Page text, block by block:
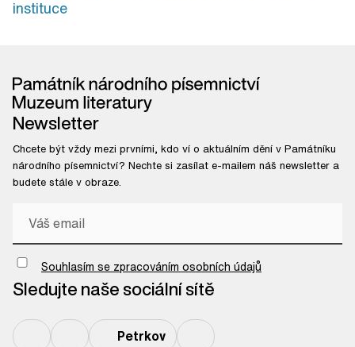
instituce
Newsletter
Chcete být vždy mezi prvními, kdo ví o aktuálním dění v Památníku
národního písemnictví? Nechte si zasílat e-mailem náš newsletter a
budete stále v obraze.
Chci odebírat newsletter
Souhlasím se zpracováním osobních údajů
Sledujte naše sociální sítě
Petrkov